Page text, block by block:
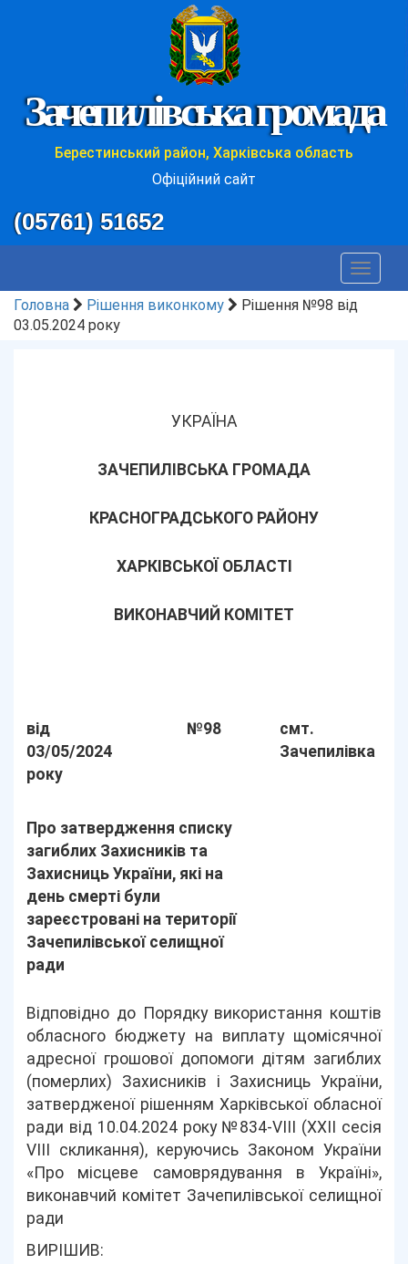
Зачепилівська громада
Берестинський район, Харківська область
Офіційний сайт
(05761) 51652
Toggle
Головна
Рішення виконкому
Рішення №98 від
03.05.2024 року
УКРАЇНА
ЗАЧЕПИЛІВСЬКА ГРОМАДА
КРАСНОГРАДСЬКОГО РАЙОНУ
ХАРКІВСЬКОЇ ОБЛАСТІ
ВИКОНАВЧИЙ КОМІТЕТ
від
03/05/2024
року
№98
смт.
Зачепилівка
Про затвердження списку
загиблих Захисників та
Захисниць України, які на
день смерті були
зареєстровані на території
Зачепилівської селищної
ради
Відповідно до Порядку використання коштів
обласного бюджету на виплату щомісячної
адресної грошової допомоги дітям загиблих
(померлих) Захисників і Захисниць України,
затвердженої рішенням Харківської обласної
ради від 10.04.2024 року №834-VIII (ХХІІ сесія
VIII скликання), керуючись Законом України
«Про місцеве самоврядування в Україні»,
виконавчий комітет Зачепилівської селищної
ради
ВИРІШИВ: